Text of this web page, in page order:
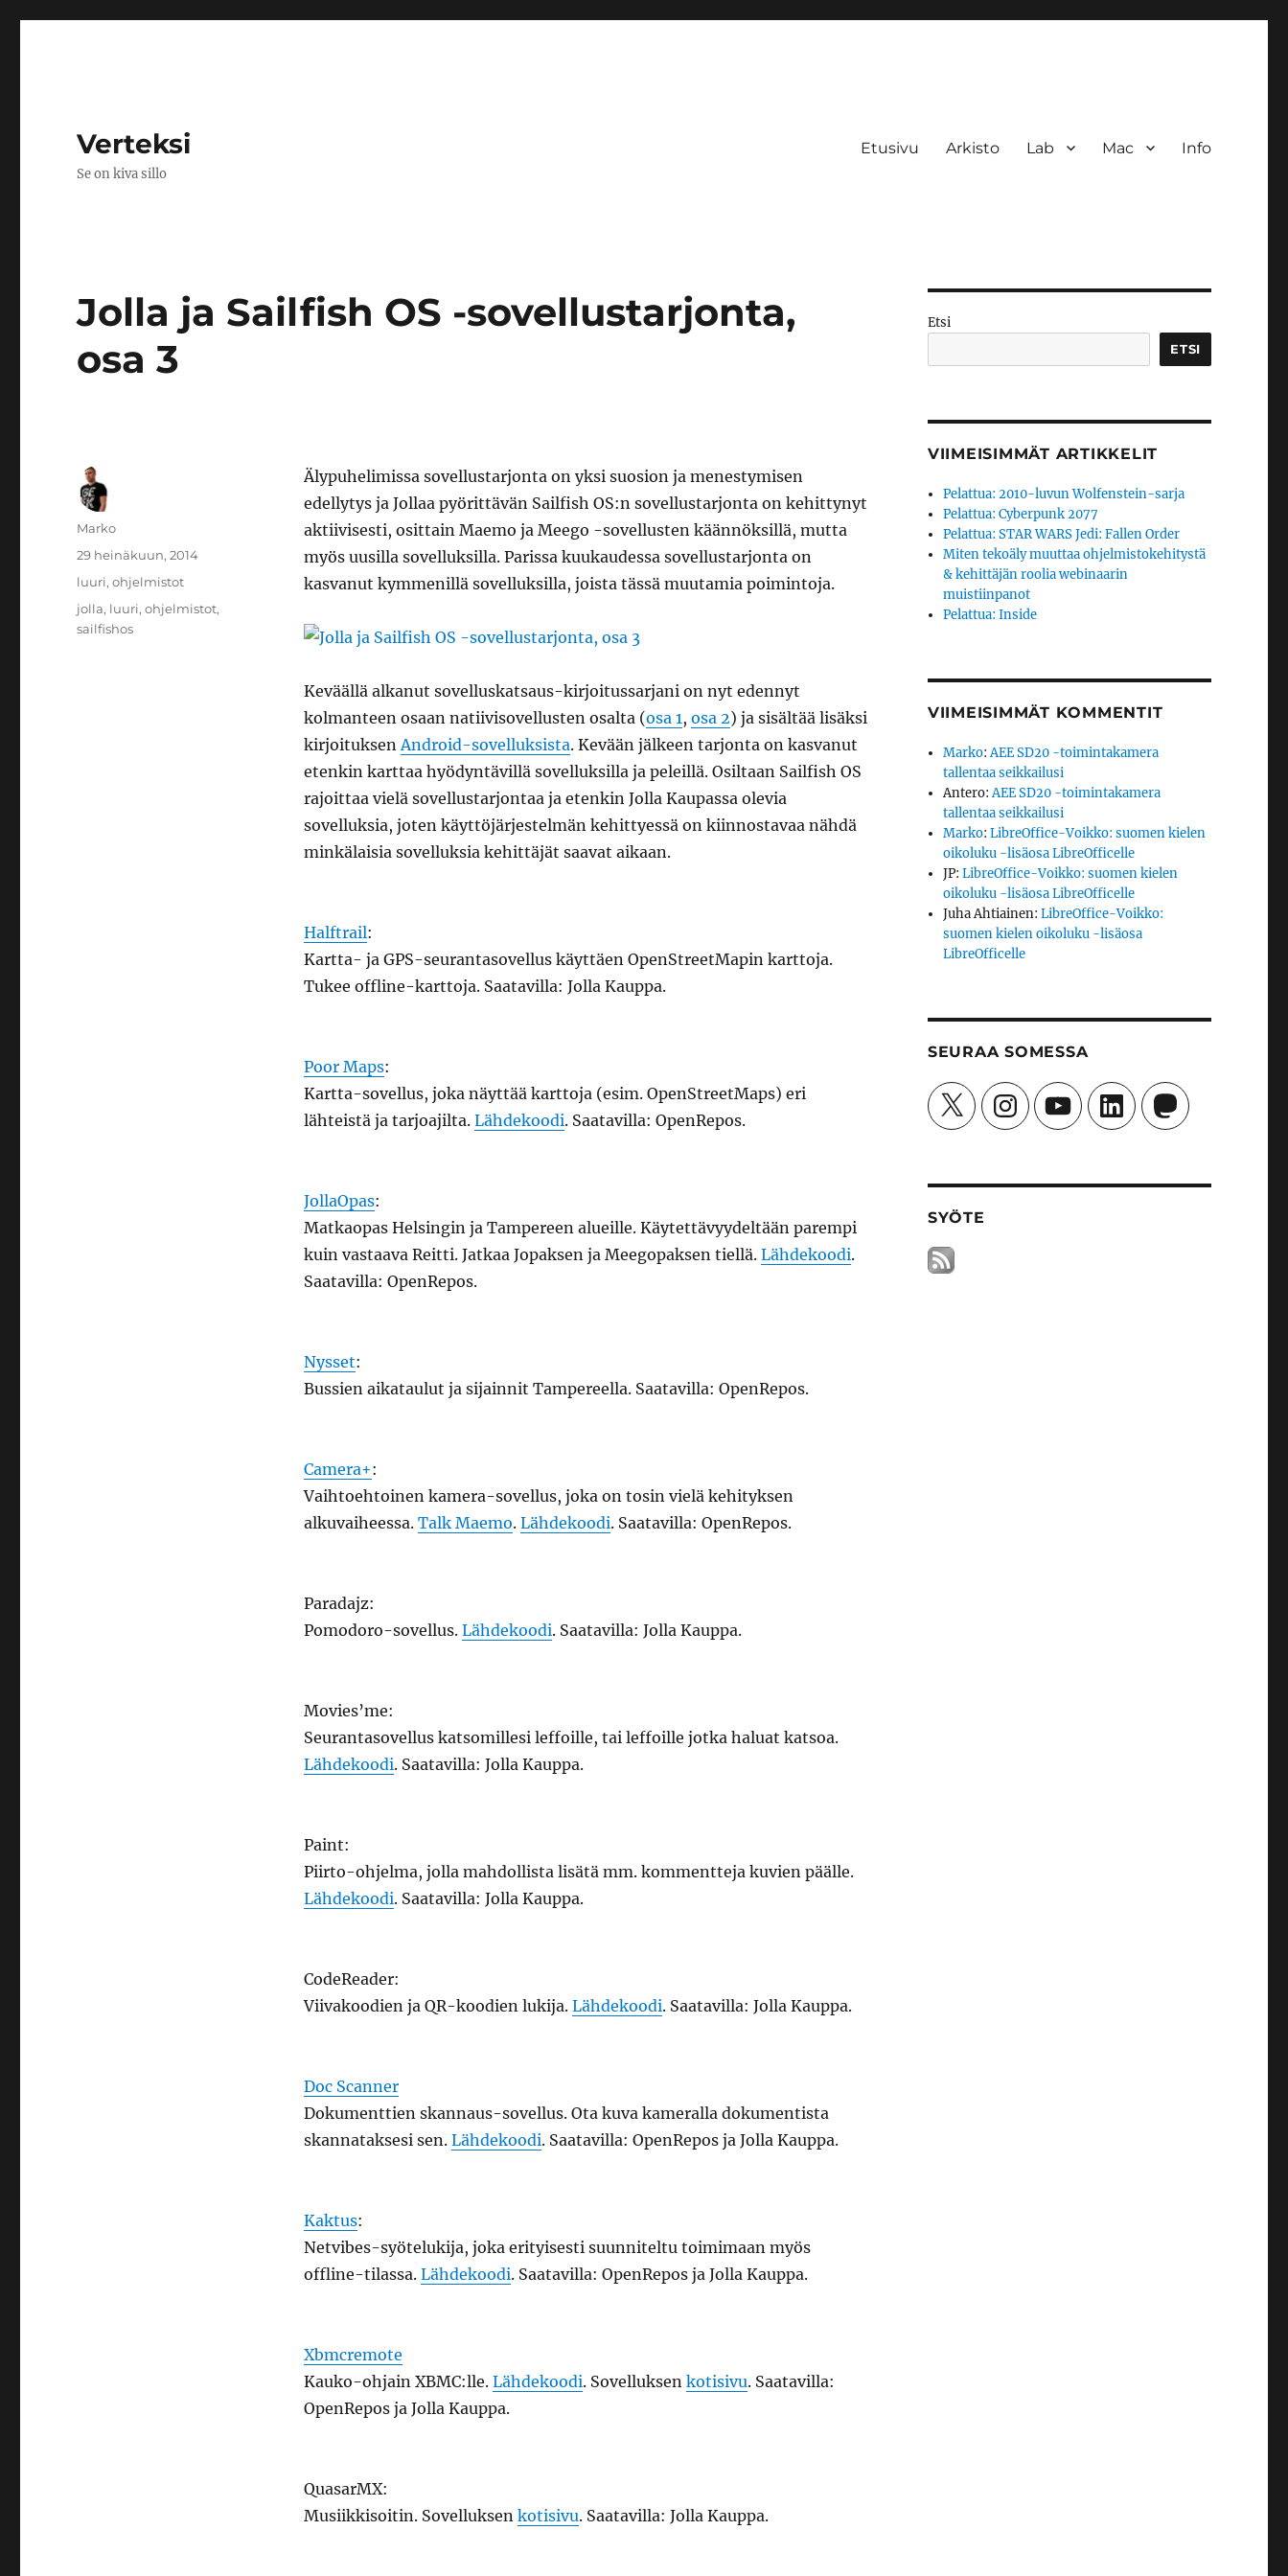
Verteksi
Se on kiva sillo
Etusivu Arkisto Lab Mac Info
Jolla ja Sailfish OS -sovellustarjonta,
osa 3
Älypuhelimissa sovellustarjonta on yksi suosion ja menestymisen
edellytys ja Jollaa pyörittävän Sailfish OS:n sovellustarjonta on kehittynyt
aktiivisesti, osittain Maemo ja Meego -sovellusten käännöksillä, mutta
myös uusilla sovelluksilla. Parissa kuukaudessa sovellustarjonta on
kasvanut kymmenillä sovelluksilla, joista tässä muutamia poimintoja.
Keväällä alkanut sovelluskatsaus-kirjoitussarjani on nyt edennyt
kolmanteen osaan natiivisovellusten osalta (osa 1, osa 2) ja sisältää lisäksi
kirjoituksenAndroid-sovelluksista. Kevään jälkeen tarjonta on kasvanut
etenkin karttaa hyödyntävillä sovelluksilla ja peleillä. Osiltaan Sailfish OS
rajoittaa vielä sovellustarjontaa ja etenkin Jolla Kaupassa olevia
sovelluksia, joten käyttöjärjestelmän kehittyessä on kiinnostavaa nähdä
minkälaisia sovelluksia kehittäjät saavat aikaan.
Halftrail:
Kartta- ja GPS-seurantasovellus käyttäen OpenStreetMapin karttoja.
Tukee offline-karttoja. Saatavilla: Jolla Kauppa.
Poor Maps:
Kartta-sovellus, joka näyttää karttoja (esim. OpenStreetMaps) eri
lähteistä ja tarjoajilta. Lähdekoodi. Saatavilla: OpenRepos.
JollaOpas:
Matkaopas Helsingin ja Tampereen alueille. Käytettävyydeltään parempi
kuin vastaava Reitti. Jatkaa Jopaksen ja Meegopaksen tiellä. Lähdekoodi.
Saatavilla: OpenRepos.
Nysset:
Bussien aikataulut ja sijainnit Tampereella. Saatavilla: OpenRepos.
Camera+:
Vaihtoehtoinen kamera-sovellus, joka on tosin vielä kehityksen
alkuvaiheessa. Talk Maemo. Lähdekoodi. Saatavilla: OpenRepos.
Paradajz:
Pomodoro-sovellus. Lähdekoodi. Saatavilla: Jolla Kauppa.
Movies’me:
Seurantasovellus katsomillesi leffoille, tai leffoille jotka haluat katsoa.
Lähdekoodi. Saatavilla: Jolla Kauppa.
Paint:
Piirto-ohjelma, jolla mahdollista lisätä mm. kommentteja kuvien päälle.
Lähdekoodi. Saatavilla: Jolla Kauppa.
CodeReader:
Viivakoodien ja QR-koodien lukija. Lähdekoodi. Saatavilla: Jolla Kauppa.
Doc Scanner
Dokumenttien skannaus-sovellus. Ota kuva kameralla dokumentista
skannataksesi sen. Lähdekoodi. Saatavilla: OpenRepos ja Jolla Kauppa.
Kaktus:
Netvibes-syötelukija, joka erityisesti suunniteltu toimimaan myös
offline-tilassa. Lähdekoodi. Saatavilla: OpenRepos ja Jolla Kauppa.
Xbmcremote
Kauko-ohjain XBMC:lle. Lähdekoodi. Sovelluksen kotisivu. Saatavilla:
OpenRepos ja Jolla Kauppa.
QuasarMX:
Musiikkisoitin. Sovelluksen kotisivu. Saatavilla: Jolla Kauppa.
Kirjoittaja
Marko
Julkaistu
29 heinäkuun, 2014
Kategoriat
luuri,ohjelmistot
Avainsanat
jolla, luuri,ohjelmistot,
sailfishos
Etsi
ETSI
VIIMEISIMMÄT ARTIKKELIT
Pelattua: 2010-luvun Wolfenstein-sarja
Pelattua: Cyberpunk 2077
Pelattua: STAR WARS Jedi: Fallen Order
Miten tekoäly muuttaa ohjelmistokehitystä
& kehittäjän roolia webinaarin
muistiinpanot
Pelattua: Inside
VIIMEISIMMÄT KOMMENTIT
Marko:AEE SD20 -toimintakamera
tallentaa seikkailusi
Antero:AEE SD20 -toimintakamera
tallentaa seikkailusi
Marko:LibreOffice-Voikko: suomen kielen
oikoluku -lisäosa LibreOfficelle
JP:LibreOffice-Voikko: suomen kielen
oikoluku -lisäosa LibreOfficelle
Juha Ahtiainen:LibreOffice-Voikko:
suomen kielen oikoluku -lisäosa
LibreOfficelle
SEURAA SOMESSA
X InstagramYouTubeLinkedInMastodon
SYÖTE